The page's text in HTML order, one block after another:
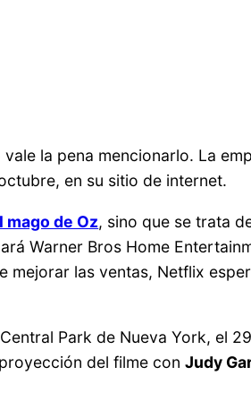
la pena mencionarlo. La
en su sitio de internet.
mago de Oz, sino que se trata
Warner Bros Home
mejorar las ventas, Netflix
Park de Nueva York, el
del filme conJudy